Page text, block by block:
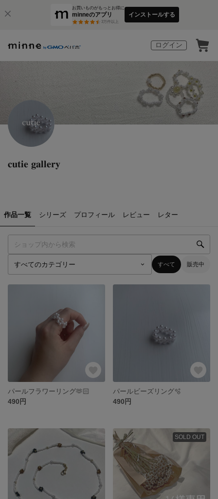
お買いものがもっとお得に
minneのアプリ
3万件以上
インストールする
ログイン
𝐜𝐮𝐭𝐢𝐞 𝐠𝐚𝐥𝐥𝐞𝐫𝐲
作品一覧 シリーズ プロフィール レビュー レター
すべて 販売中
パールフラワーリング🫶🏻
490円
パールビーズリング🫧
490円
SOLD OUT